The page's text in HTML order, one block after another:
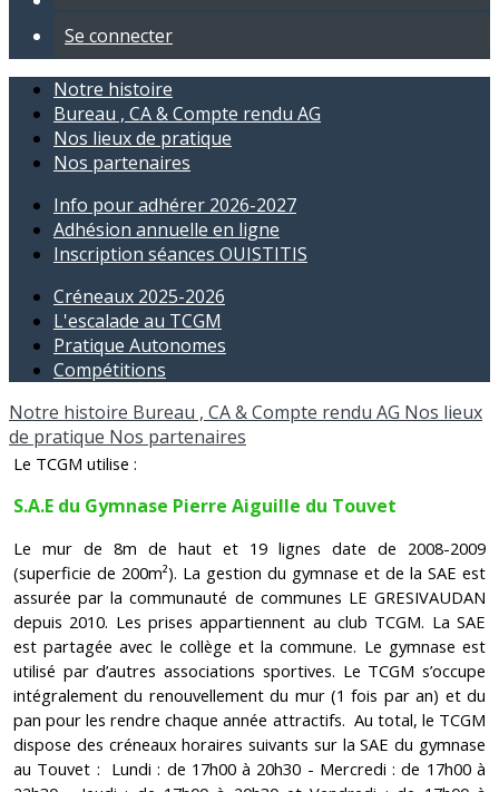
Se connecter
Notre histoire
Bureau , CA & Compte rendu AG
Nos lieux de pratique
Nos partenaires
Info pour adhérer 2026-2027
Adhésion annuelle en ligne
Inscription séances OUISTITIS
Créneaux 2025-2026
L'escalade au TCGM
Pratique Autonomes
Compétitions
Notre histoire Bureau , CA & Compte rendu AG Nos lieux
de pratique Nos partenaires
Le TCGM utilise :
S.A.E du Gymnase Pierre Aiguille du Touvet
Le mur de 8m de haut et 19 lignes date de 2008-2009
(superficie de 200m²). La gestion du gymnase et de la SAE est
assurée par la communauté de communes LE GRESIVAUDAN
depuis 2010. Les prises appartiennent au club TCGM. La SAE
est partagée avec le collège et la commune. Le gymnase est
utilisé par d’autres associations sportives. Le TCGM s’occupe
intégralement du renouvellement du mur (1 fois par an) et du
pan pour les rendre chaque année attractifs. Au total, le TCGM
dispose des créneaux horaires suivants sur la SAE du gymnase
au Touvet : Lundi : de 17h00 à 20h30 - Mercredi : de 17h00 à